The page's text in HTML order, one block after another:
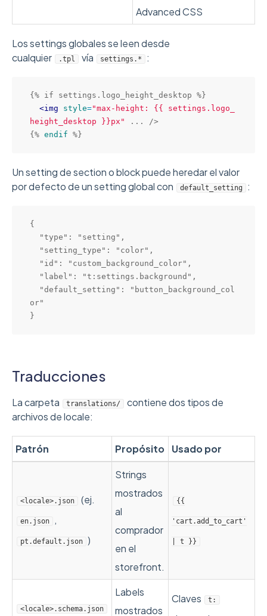
Advanced CSS
Los settings globales se leen desde
cualquier
.tpl vía settings.* :
{% if settings.logo_height_desktop %}
<img style="max-height: {{ settings.logo_
height_desktop }}px " ... />
{% endif
Un setting de section o block puede heredar el valor
por defecto de un setting global con
default_setting :
{
or"
Traducciones
La carpeta translations/
contiene dos tipos de
archivos de locale:
Patrón Propósito Usado por
<locale>.json (ej.
en.json ,
pt.default.json )
Strings
mostrados
al
comprador
en el
storefront.
{{
'cart.add_to_cart'
| t }}
<locale>.schema.json
Labels
mostrados
Claves t: